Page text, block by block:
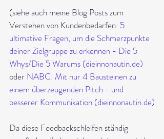
(siehe auch meine Blog Posts zum
Verstehen von Kundenbedarfen: 5
ultimative Fragen, um die Schmerzpunkte
deiner Zielgruppe zu erkennen - Die 5
Whys/Die 5 Warums (dieinnonautin.de)
oder NABC: Mit nur 4 Bausteinen zu
einem überzeugenden Pitch - und
besserer Kommunikation (dieinnonautin.de)
Da diese Feedbackschleifen ständig